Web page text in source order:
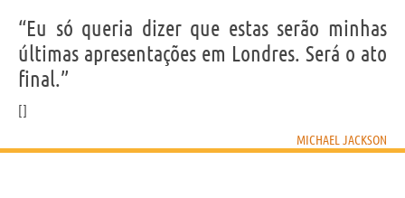
“Eu só queria dizer que estas serão minhas
últimas apresentações em Londres. Será o ato
final.”
MICHAEL JACKSON